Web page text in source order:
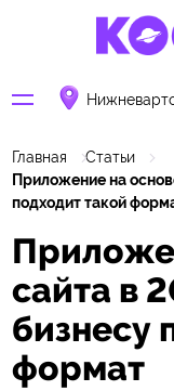
Главная
Статьи
Приложение на
подходит такой
сайта в
бизнесу
формат